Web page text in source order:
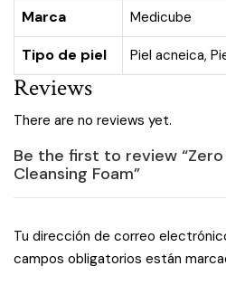
Marca Medicube
Tipo de piel Piel acneica,
Reviews
There are no reviews yet.
Be the first to review “Zero
Cleansing Foam”
Tu dirección de correo
campos obligatorios están